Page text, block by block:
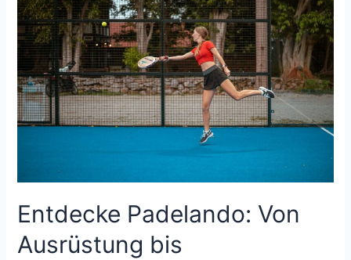
von
Anthrazit-
Farbwelten
Entdecke Padelando: Von
Ausrüstung bis